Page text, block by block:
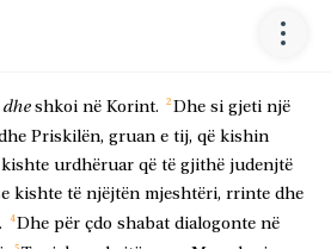
dhe shkoi në Korint. Dhe si gjeti një
Priskilën, gruan e tij, që kishin
kishte urdhëruar që të gjithë judenjtë
kishte të njëjtën mjeshtëri, rrinte dhe
Dhe për çdo shabat dialogonte në